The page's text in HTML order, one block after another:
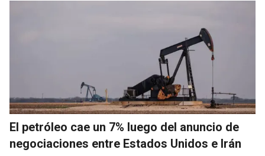
El petróleo cae un 7% luego del anuncio de
negociaciones entre Estados Unidos e Irán